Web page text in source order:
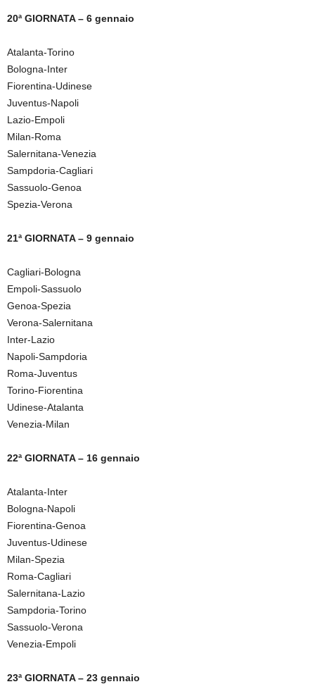
20ª GIORNATA – 6 gennaio
Atalanta-Torino
Bologna-Inter
Fiorentina-Udinese
Juventus-Napoli
Lazio-Empoli
Milan-Roma
Salernitana-Venezia
Sampdoria-Cagliari
Sassuolo-Genoa
Spezia-Verona
21ª GIORNATA – 9 gennaio
Cagliari-Bologna
Empoli-Sassuolo
Genoa-Spezia
Verona-Salernitana
Inter-Lazio
Napoli-Sampdoria
Roma-Juventus
Torino-Fiorentina
Udinese-Atalanta
Venezia-Milan
22ª GIORNATA – 16 gennaio
Atalanta-Inter
Bologna-Napoli
Fiorentina-Genoa
Juventus-Udinese
Milan-Spezia
Roma-Cagliari
Salernitana-Lazio
Sampdoria-Torino
Sassuolo-Verona
Venezia-Empoli
23ª GIORNATA – 23 gennaio